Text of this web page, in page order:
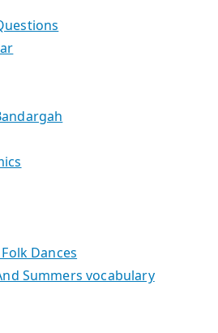
Dances
Summers vocabulary